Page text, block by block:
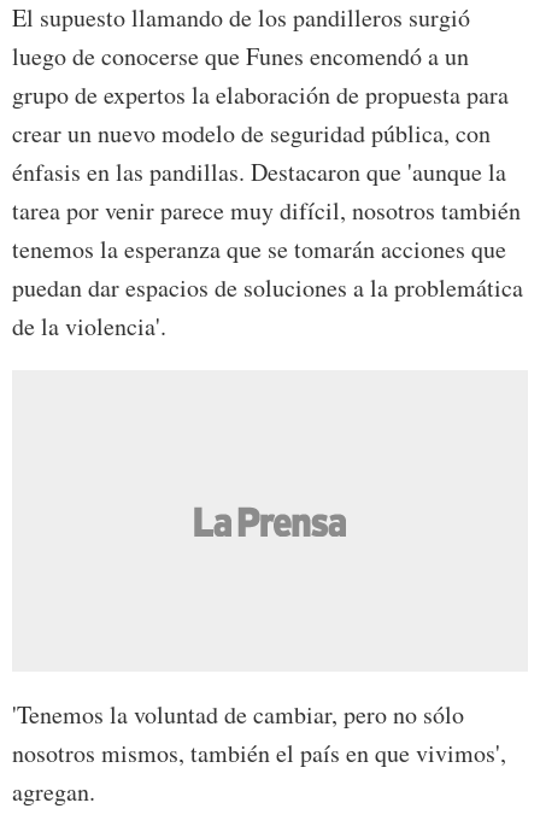
El supuesto llamando de los pandilleros surgió
luego de conocerse que Funes encomendó a un
grupo de expertos la elaboración de propuesta para
crear un nuevo modelo de seguridad pública, con
énfasis en las pandillas. Destacaron que 'aunque la
tarea por venir parece muy difícil, nosotros también
tenemos la esperanza que se tomarán acciones que
puedan dar espacios de soluciones a la problemática
de la violencia'.
'Tenemos la voluntad de cambiar, pero no sólo
nosotros mismos, también el país en que vivimos',
agregan.